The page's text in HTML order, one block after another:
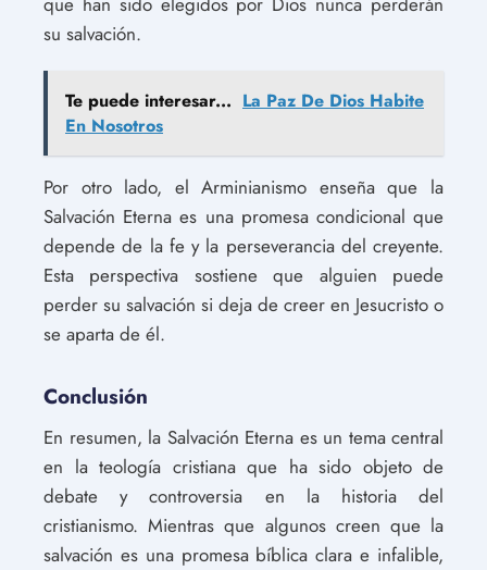
su salvación.
Te puede interesar... La Paz De Dios Habite
En Nosotros
Por otro lado, el Arminianismo enseña que la
Salvación Eterna es una promesa condicional que
depende de la fe y la perseverancia del creyente.
Esta perspectiva sostiene que alguien puede
perder su salvación si deja de creer en Jesucristo o
se aparta de él.
Conclusión
En resumen, la Salvación Eterna es un tema central
en la teología cristiana que ha sido objeto de
debate y controversia en la historia del
cristianismo. Mientras que algunos creen que la
salvación es una promesa bíblica clara e infalible,